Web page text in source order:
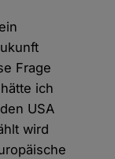
Frage
ich
USA
wird